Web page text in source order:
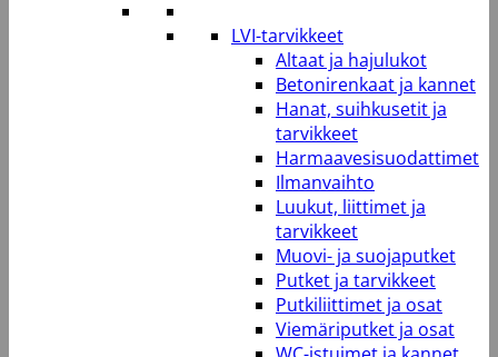
LVI-tarvikkeet
Altaat ja hajulukot
Betonirenkaat ja kannet
Hanat, suihkusetit ja
tarvikkeet
Harmaavesisuodattimet
Ilmanvaihto
Luukut, liittimet ja
tarvikkeet
Muovi- ja suojaputket
Putket ja tarvikkeet
Putkiliittimet ja osat
Viemäriputket ja osat